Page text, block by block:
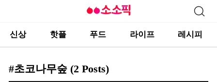
신상 핫플 푸드 라이프 레시피
#초코나무숲 (2 Posts)